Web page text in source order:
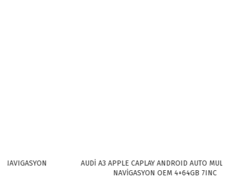
AUDİ A3 APPLE CAPLAY ANDROID AUTO MULTİMEDYA
NAVİGASYON OEM 4+64GB 7INC